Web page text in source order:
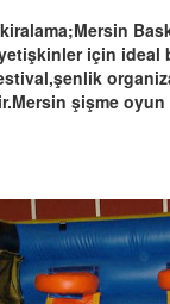
için ideal
şişme oyun